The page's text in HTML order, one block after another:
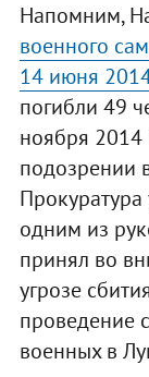
Напомним,
военного
14 июня
погибли 49
ноября 2014
подозрении
Прокуратура
одним из
принял во
угрозе
проведение
военных в